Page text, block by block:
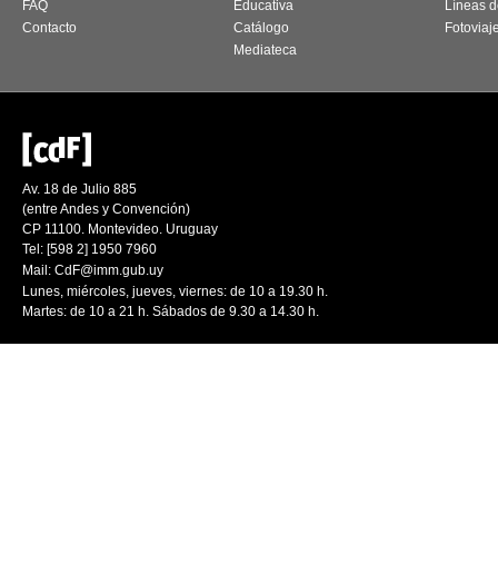
FAQ
Contacto
Educativa
Catálogo
Mediateca
Líneas
Av. 18 de Julio 885
(entre Andes y Convención)
CP 11100. Montevideo. Uruguay
Tel: [598 2] 1950 7960
Mail: CdF@imm.gub.uy
Lunes, miércoles, jueves, viernes: de 10 a 19.30 h.
Martes: de 10 a 21 h. Sábados de 9.30 a 14.30 h.